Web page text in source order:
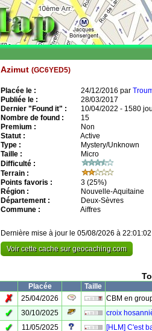
Azimut (GC6YED5)
Placée le : 24/12/2016 par
Publiée le :
28/03/2017
Dernier "Found it" :
10/04/2022 - 1580
Nombre de found :
15
Premium :
Non
Statut :
Active
Type :
Mystery/Unknown
Taille :
Micro
Difficulté :
Terrain :
Points favoris :
3 (25%)
Région :
Nouvelle-Aquitaine
Département :
Deux-Sèvres
Commune :
Aiffres
Dernière mise à jour le 05/08/2026 à 22:01:02
Voir cette cache sur geocaching.com
Placée
Taille
✗ 25/04/2026
CBM en
✓ 30/10/2025
croix
✓ 11/05/2025
[HLM] C'est